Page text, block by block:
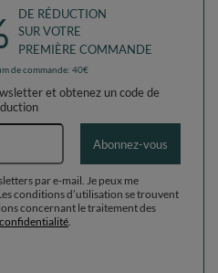
piscine à balles multicolores piscine
pliable pour les enfant, beige clair:
beige pastel/bleu pastel/blanc, 300
balles
51,90 € / item
CHOSE POUR
BONJOUR!
DE RÉDUCTION
SUR VOTRE
PREMIÈRE COMMANDE